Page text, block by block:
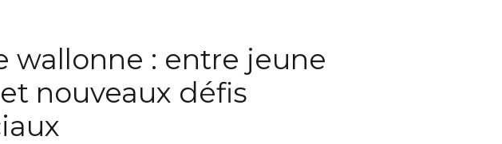
wallonne : entre jeune
nouveaux défis